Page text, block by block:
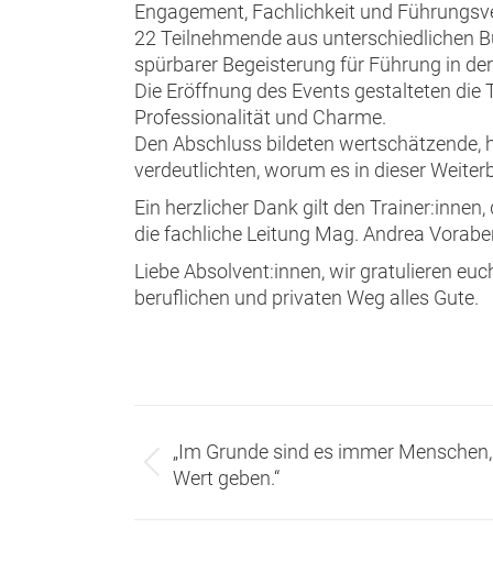
Engagement, Fachlichkeit und
22 Teilnehmende aus unterschiedlichen
spürbarer Begeisterung für Führung in
Die Eröffnung des Events gestalteten
Professionalität und Charme.
Den Abschluss bildeten
verdeutlichten, worum es in dieser
Ein herzlicher Dank gilt den
die fachliche Leitung Mag. Andrea
Liebe Absolvent:innen, wir gratulieren
beruflichen und privaten Weg alles Gute.
Vorheriger
„Im Grunde sind es immer
Wert geben.“